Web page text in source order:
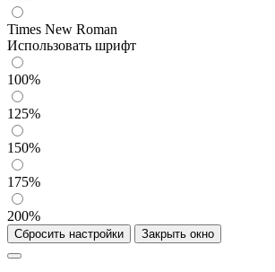
Times New Roman
Использовать шрифт
100%
125%
150%
175%
200%
Сбросить настройки Закрыть окно